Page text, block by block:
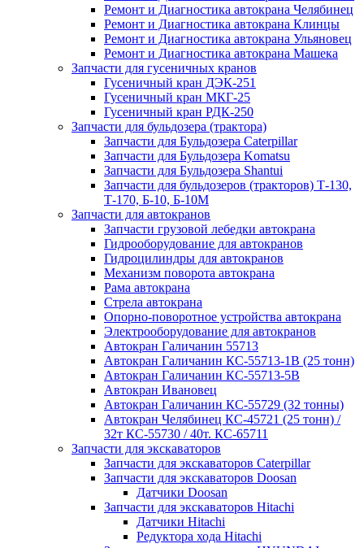
Ремонт и Диагностика автокрана Челябинец
Ремонт и Диагностика автокрана Клинцы
Ремонт и Диагностика автокрана Ульяновец
Ремонт и Диагностика автокрана Машека
Запчасти для гусеничных кранов
Гусеничный кран ДЭК-251
Гусеничный кран МКГ-25
Гусеничный кран РДК-250
Запчасти для бульдозера (трактора)
Запчасти для Бульдозера Caterpillar
Запчасти для Бульдозера Komatsu
Запчасти для Бульдозера Shantui
Запчасти для бульдозеров (тракторов) Т-130,
Т-170, Б-10, Б-10М
Запчасти для автокранов
Запчасти грузовой лебедки автокрана
Гидрооборудование для автокранов
Гидроцилиндры для автокранов
Механизм поворота автокрана
Рама автокрана
Стрела автокрана
Опорно-поворотное устройства автокрана
Электрооборудование для автокранов
Автокран Галичанин 55713
Автокран Галичанин КС-55713-1В (25 тонн)
Автокран Галичанин КС-55713-5В
Автокран Ивановец
Автокран Галичанин КС-55729 (32 тонны)
Автокран Челябинец КС-45721 (25 тонн) /
32т КС-55730 / 40т. КС-65711
Запчасти для экскаваторов
Запчасти для экскаваторов Caterpillar
Запчасти для экскаваторов Doosan
Датчики Doosan
Запчасти для экскаваторов Hitachi
Датчики Hitachi
Редуктора хода Hitachi